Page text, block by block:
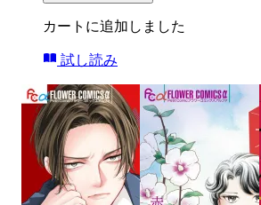
カートに追加しました
試し読み